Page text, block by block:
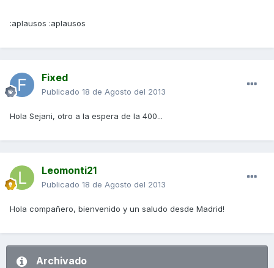
:aplausos :aplausos
Fixed
Publicado 18 de Agosto del 2013
Hola Sejani, otro a la espera de la 400...
Leomonti21
Publicado 18 de Agosto del 2013
Hola compañero, bienvenido y un saludo desde Madrid!
Archivado